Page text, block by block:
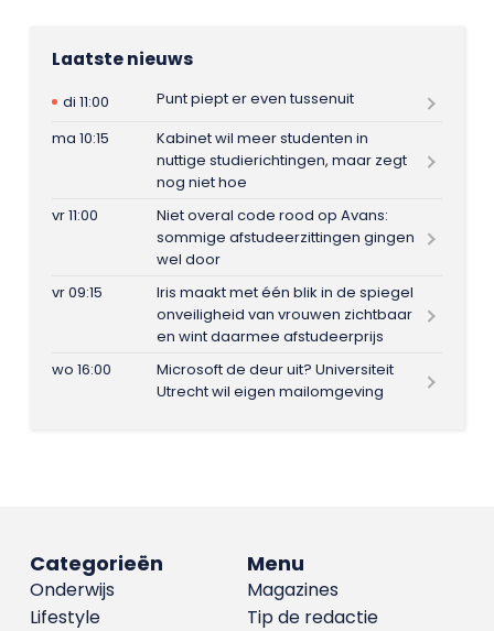
Laatste nieuws
di 11:00
Punt piept er even tussenuit
ma 10:15
Kabinet wil meer studenten in
nuttige studierichtingen, maar zegt
nog niet hoe
vr 11:00
Niet overal code rood op Avans:
sommige afstudeerzittingen gingen
wel door
vr 09:15
Iris maakt met één blik in de spiegel
onveiligheid van vrouwen zichtbaar
en wint daarmee afstudeerprijs
wo 16:00
Microsoft de deur uit? Universiteit
Utrecht wil eigen mailomgeving
Menu
Magazines
Tip de redactie
Categorieën
Onderwijs
Lifestyle